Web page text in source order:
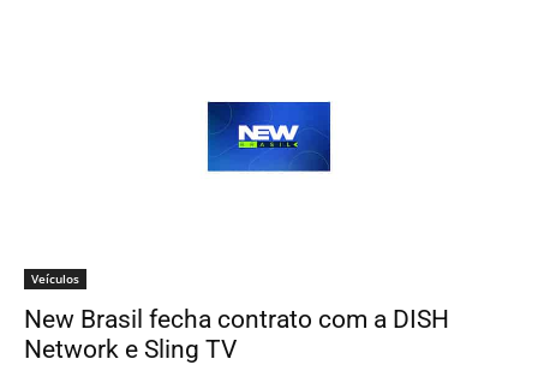
Veículos
New Brasil fecha contrato com a DISH
Network e Sling TV